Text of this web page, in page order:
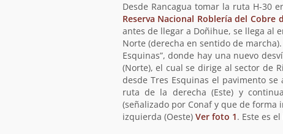
Desde Rancagua tomar la ruta H-30
Reserva Nacional Roblería del Cobre
antes de llegar a Doñihue, se llega al
Norte (derecha en sentido de
Esquinas”, donde hay una nuevo
(Norte), el cual se dirige al sector de
desde Tres Esquinas el pavimento
ruta de la derecha (Este) y
(señalizado por Conaf y que de
izquierda (Oeste) Ver foto 1. Este es